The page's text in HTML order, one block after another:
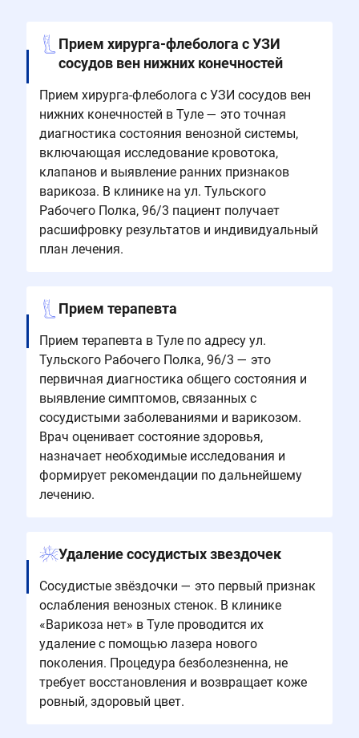
Прием хирурга-флеболога с УЗИ
сосудов вен нижних конечностей
Прием хирурга-флеболога с УЗИ сосудов вен
нижних конечностей в Туле — это точная
диагностика состояния венозной системы,
включающая исследование кровотока,
клапанов и выявление ранних признаков
варикоза. В клинике на ул. Тульского
Рабочего Полка, 96/3 пациент получает
расшифровку результатов и индивидуальный
план лечения.
Прием терапевта
Прием терапевта в Туле по адресу ул.
Тульского Рабочего Полка, 96/3 — это
первичная диагностика общего состояния и
выявление симптомов, связанных с
сосудистыми заболеваниями и варикозом.
Врач оценивает состояние здоровья,
назначает необходимые исследования и
формирует рекомендации по дальнейшему
лечению.
Удаление сосудистых звездочек
Сосудистые звёздочки — это первый признак
ослабления венозных стенок. В клинике
«Варикоза нет» в Туле проводится их
удаление с помощью лазера нового
поколения. Процедура безболезненна, не
требует восстановления и возвращает коже
ровный, здоровый цвет.